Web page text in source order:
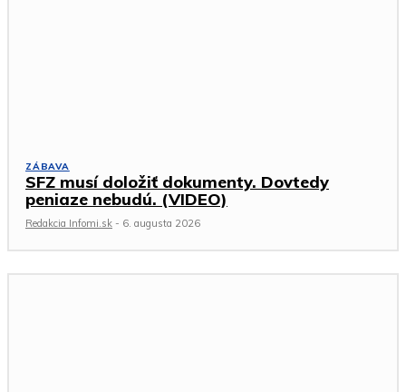
ZÁBAVA
SFZ musí doložiť dokumenty. Dovtedy
peniaze nebudú. (VIDEO)
Redakcia Infomi.sk - 6. augusta 2026